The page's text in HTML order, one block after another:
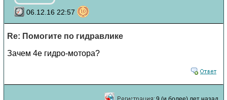
06.12.16 22:57
Re: Помогите по гидравлике
Зачем 4е гидро-мотора?